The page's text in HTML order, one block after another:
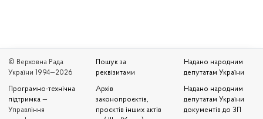
© Верховна Рада
України 1994—2026
Програмно-технічна
підтримка —
Управління
Пошук за
реквізитами
Архів
законопроєктів,
проєктів інших актів
Надано народним
депутатам України
Надано народним
депутатам України
документів до ЗП